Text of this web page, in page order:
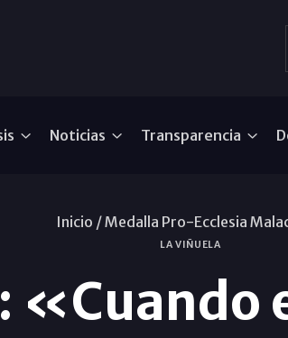
Noticias Transparencia
Inicio /Medalla Pro-Ecclesia
LA VIÑUELA
«Cuando